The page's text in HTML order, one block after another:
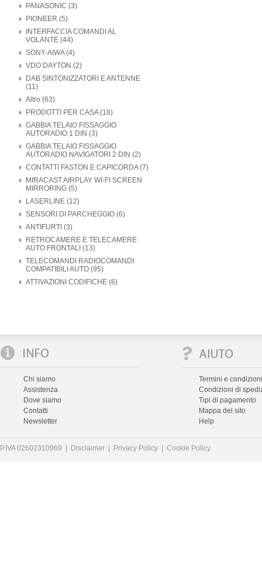
PANASONIC (3)
PIONEER (5)
INTERFACCIA COMANDI AL
VOLANTE (44)
SONY-AIWA (4)
VDO DAYTON (2)
DAB SINTONIZZATORI E ANTENNE
(11)
Altro (63)
PRODOTTI PER CASA (18)
GABBIA TELAIO FISSAGGIO
AUTORADIO 1 DIN (3)
GABBIA TELAIO FISSAGGIO
AUTORADIO NAVIGATORI 2 DIN (2)
CONTATTI FASTON E CAPICORDA (7)
MIRACAST AIRPLAY WI-FI SCREEN
MIRRORING (5)
LASERLINE (12)
SENSORI DI PARCHEGGIO (6)
ANTIFURTI (3)
RETROCAMERE E TELECAMERE
AUTO FRONTALI (13)
TELECOMANDI RADIOCOMANDI
COMPATIBILI AUTO (95)
ATTIVAZIONI CODIFICHE (6)
Chi siamo
Assistenza
Dove siamo
Contatti
Newsletter
Termini e
Condizioni di
Tipi di pagamento
Mappa del sito
Help
P.IVA 02602310969 | Disclaimer Privacy Policy Cookie Policy